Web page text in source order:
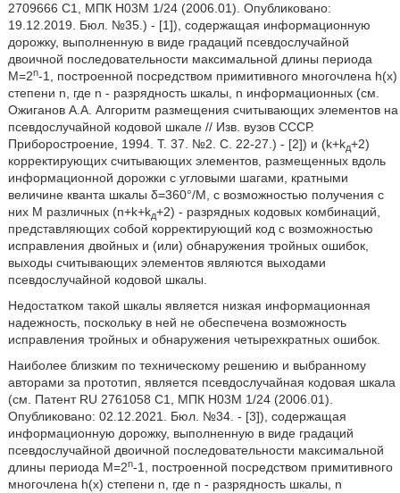
2709666 С1, МПК Н03М 1/24 (2006.01). Опубликовано:
19.12.2019. Бюл. №35.) - [1]), содержащая информационную
дорожку, выполненную в виде градаций псевдослучайной
двоичной последовательности максимальной длины периода
М=2n-1, построенной посредством примитивного многочлена h(x)
степени n, где n - разрядность шкалы, n информационных (см.
Ожиганов А.А. Алгоритм размещения считывающих элементов на
псевдослучайной кодовой шкале // Изв. вузов СССР.
Приборостроение, 1994. Т. 37. №2. С. 22-27.) - [2]) и (k+kд+2)
корректирующих считывающих элементов, размещенных вдоль
информационной дорожки с угловыми шагами, кратными
величине кванта шкалы δ=360°/М, с возможностью получения с
них М различных (n+k+kд+2) - разрядных кодовых комбинаций,
представляющих собой корректирующий код с возможностью
исправления двойных и (или) обнаружения тройных ошибок,
выходы считывающих элементов являются выходами
псевдослучайной кодовой шкалы.
Недостатком такой шкалы является низкая информационная
надежность, поскольку в ней не обеспечена возможность
исправления тройных и обнаружения четырехкратных ошибок.
Наиболее близким по техническому решению и выбранному
авторами за прототип, является псевдослучайная кодовая шкала
(см. Патент RU 2761058 С1, МПК Н03М 1/24 (2006.01).
Опубликовано: 02.12.2021. Бюл. №34. - [3]), содержащая
информационную дорожку, выполненную в виде градаций
псевдослучайной двоичной последовательности максимальной
длины периода М=2n-1, построенной посредством примитивного
многочлена h(х) степени n, где n - разрядность шкалы, n